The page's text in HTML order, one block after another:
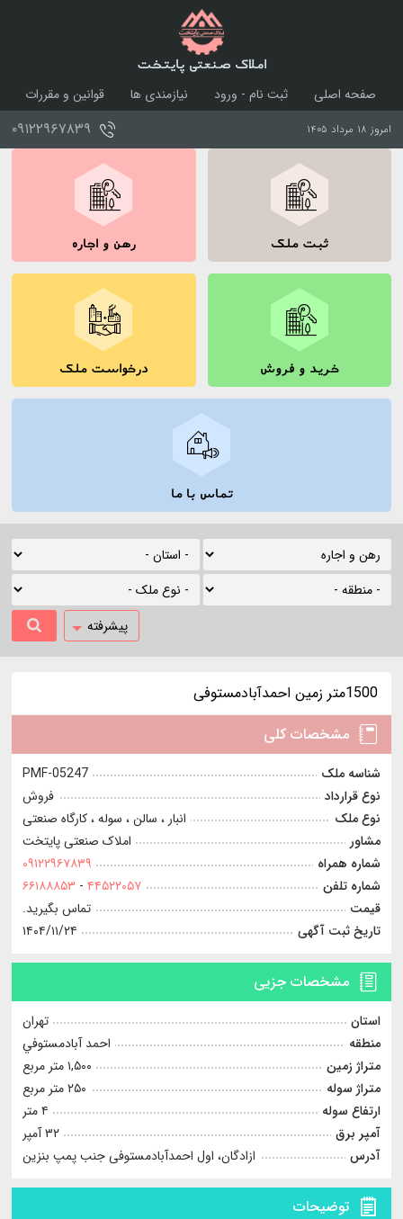
املاک صنعتی پایتخت
صفحه اصلی ثبت نام - ورود نیازمندی ها
قوانین و مقررات
امروز ۱۸ مرداد ۱۴۰۵ ۰۹۱۲۲۹۶۷۸۳۹
ثبت ملک رهن و اجاره
خرید و فروش درخواست ملک
تماس با ما
پیشرفته
1500متر زمین احمدآبادمستوفی
مشخصات کلی
شناسه ملک
PMF-05247
نوع قرارداد
فروش
نوع ملک
انبار ، سالن ، سوله ، کارگاه صنعتی
مشاور
املاک صنعتی پایتخت
شماره همراه
۰۹۱۲۲۹۶۷۸۳۹
شماره تلفن
۴۴۵۲۲۰۵۷ - ۶۶۱۸۸۸۵۳
قیمت
تماس بگیرید.
تاریخ ثبت آگهی
۱۴۰۴/۱۱/۲۴
مشخصات جزیی
استان
تهران
منطقه
احمد آبادمستوفي
متراژ زمین
۱,۵۰۰ متر مربع
متراژ سوله
۲۵۰ متر مربع
ارتفاع سوله
۴ متر
آمپر برق
۳۲ آمپر
آدرس
ازادگان، اول احمدآبادمستوفی جنب پمپ بنزین
توضیحات